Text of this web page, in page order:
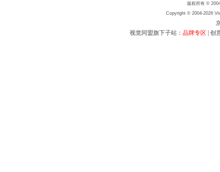
版权所有 ©
Copyright © 2004-2026
视觉同盟旗下子站： 品牌专区 创